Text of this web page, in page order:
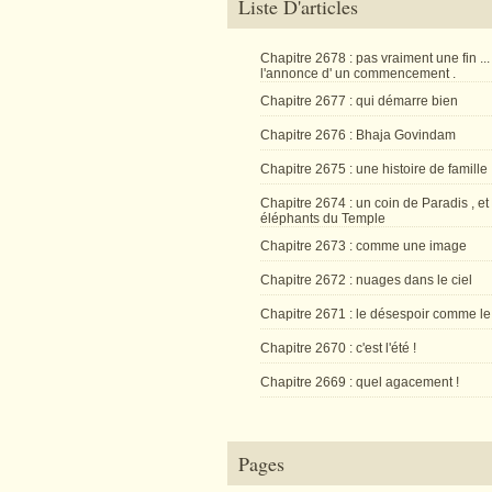
Liste D'articles
Chapitre 2678 : pas vraiment une fin ...
l'annonce d' un commencement .
Chapitre 2677 : qui démarre bien
Chapitre 2676 : Bhaja Govindam
Chapitre 2675 : une histoire de famille
Chapitre 2674 : un coin de Paradis , et
éléphants du Temple
Chapitre 2673 : comme une image
Chapitre 2672 : nuages dans le ciel
Chapitre 2671 : le désespoir comme
Chapitre 2670 : c'est l'été !
Chapitre 2669 : quel agacement !
Pages